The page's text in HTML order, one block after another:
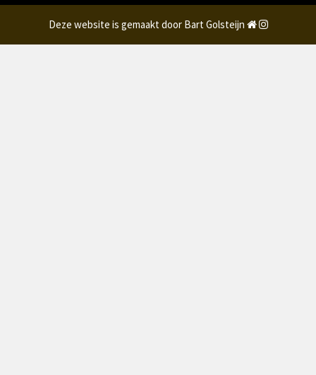
Deze website is gemaakt door Bart Golsteijn